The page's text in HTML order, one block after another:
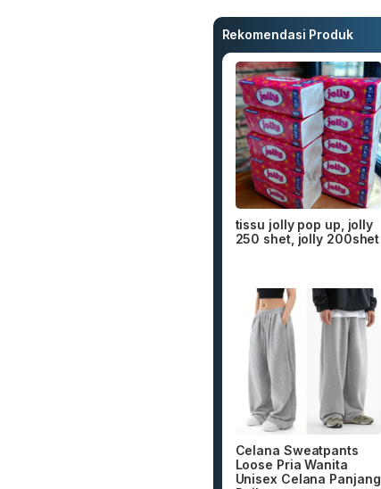
Rekomendasi Produk
tissu jolly pop up, jolly
250 shet, jolly 200shet
Celana Sweatpants
Loose Pria Wanita
Unisex Celana Panjang